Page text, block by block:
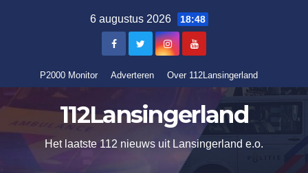
6 augustus 2026 18:48
P2000 Monitor Adverteren Over 112Lansingerland
112Lansingerland
Het laatste 112 nieuws uit Lansingerland e.o.